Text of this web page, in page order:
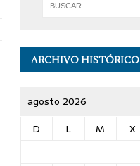
ARCHIVO HISTÓRICO
agosto 2026
D
L M X